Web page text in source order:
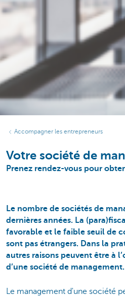
Accompagner les entrepreneurs
Votre société de
Prenez rendez-vous pour
Le nombre de sociétés de
dernières années. La
favorable et le faible seuil de
sont pas étrangers. Dans la
autres raisons peuvent être à
d’une société de management.
Le management d'une société